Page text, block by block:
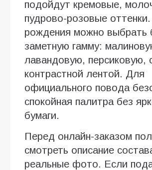
подойдут кремовые,
пудрово-розовые
рождения можно выбрать
заметную гамму:
лавандовую, персиковую,
контрастной лентой. Для
официального повода
спокойная палитра без
бумаги.
Перед онлайн-заказом
смотреть описание
реальные фото. Если